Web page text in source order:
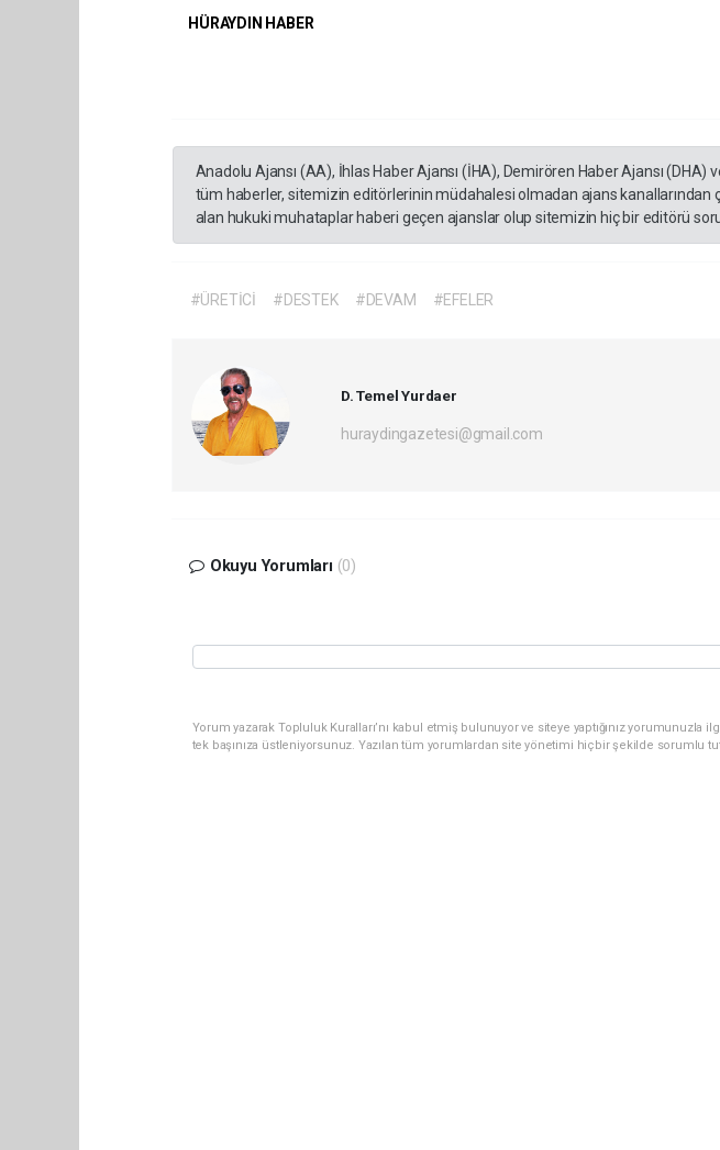
HÜRAYDIN HABER
Anadolu Ajansı (AA), İhlas Haber Ajansı (İHA), Demirören Haber Ajansı (DHA)
tüm haberler, sitemizin editörlerinin müdahalesi olmadan ajans kanallarından
alan hukuki muhataplar haberi geçen ajanslar olup sitemizin hiç bir editörü
#ÜRETİCİ #DESTEK #DEVAM #EFELER
D. Temel Yurdaer
huraydingazetesi@gmail.com
Okuyu Yorumları (0)
Yorum yazarak Topluluk Kuralları’nı kabul etmiş bulunuyor ve siteye yaptığınız yorumunuzla
tek başınıza üstleniyorsunuz. Yazılan tüm yorumlardan site yönetimi hiçbir şekilde sorumlu